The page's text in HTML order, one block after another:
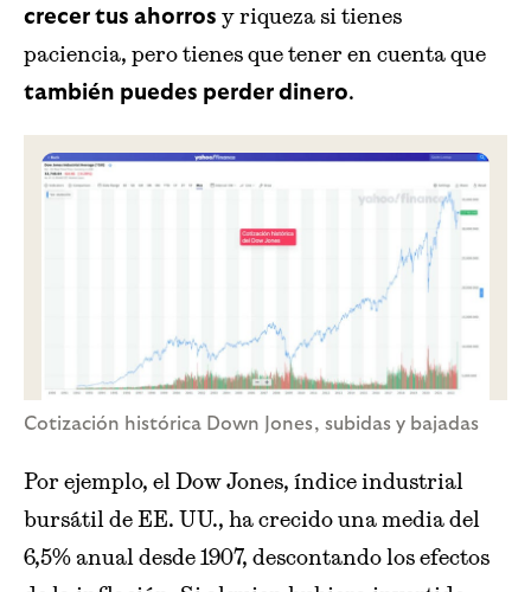
crecer tus ahorros y riqueza si tienes
paciencia, pero tienes que tener en cuenta que
también puedes perder dinero.
Cotización histórica Down Jones, subidas y bajadas
Por ejemplo, el Dow Jones, índice industrial
bursátil de EE. UU., ha crecido una media del
6,5% anual desde 1907, descontando los efectos